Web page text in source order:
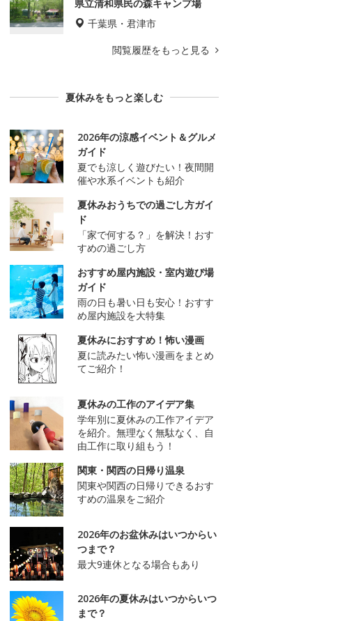
県立清和県民の森キャンプ場
千葉県・君津市
閲覧履歴をもっと見る
夏休みをもっと楽しむ
2026年の涼感イベント＆グルメ
ガイド
夏でも涼しく遊びたい！夜間開
催や水系イベントも紹介
夏休みおうちでの過ごし方ガイ
ド
「家で何する？」を解決！おす
すめの過ごし方
おすすめ屋内施設・室内遊び場
ガイド
雨の日も暑い日も安心！おすす
め屋内施設を大特集
夏休みにおすすめ！怖い漫画
夏に読みたい怖い漫画をまとめ
てご紹介！
夏休みの工作のアイデア集
学年別に夏休みの工作アイデア
を紹介。無理なく無駄なく、自
由工作に取り組もう！
関東・関西の日帰り温泉
関東や関西の日帰りできるおす
すめの温泉をご紹介
2026年のお盆休みはいつからい
つまで？
最大9連休となる場合もあり
2026年の夏休みはいつからいつ
まで？